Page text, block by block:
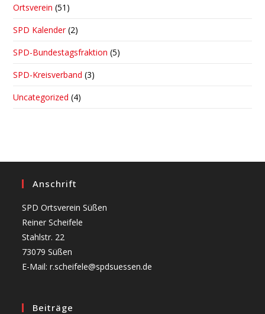
Ortsverein (51)
SPD Kalender (2)
SPD-Bundestagsfraktion (5)
SPD-Kreisverband (3)
Uncategorized (4)
Anschrift
SPD Ortsverein Süßen
Reiner Scheifele
Stahlstr. 22
73079 Süßen
E-Mail: r.scheifele@spdsuessen.de
Beiträge